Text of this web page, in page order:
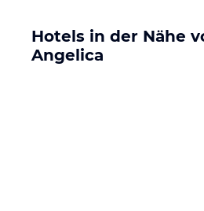
Hotels in der Nähe
Angelica